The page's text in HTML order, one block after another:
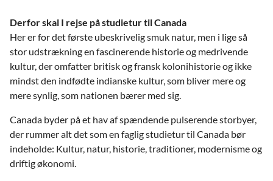
Derfor skal I rejse på studietur til Canada
Her er for det første ubeskrivelig smuk natur, men i lige så
stor udstrækning en fascinerende historie og medrivende
kultur, der omfatter britisk og fransk kolonihistorie og ikke
mindst den indfødte indianske kultur, som bliver mere og
mere synlig, som nationen bærer med sig.
Canada byder på et hav af spændende pulserende storbyer,
der rummer alt det som en faglig studietur til Canada bør
indeholde: Kultur, natur, historie, traditioner, modernisme og
driftig økonomi.